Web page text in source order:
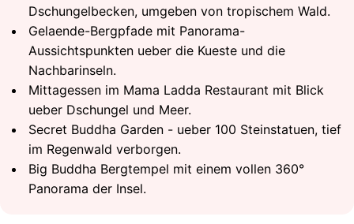
Dschungelbecken, umgeben von tropischem Wald.
Gelaende-Bergpfade mit Panorama-
Aussichtspunkten ueber die Kueste und die
Nachbarinseln.
Mittagessen im Mama Ladda Restaurant mit Blick
ueber Dschungel und Meer.
Secret Buddha Garden - ueber 100 Steinstatuen, tief
im Regenwald verborgen.
Big Buddha Bergtempel mit einem vollen 360°
Panorama der Insel.